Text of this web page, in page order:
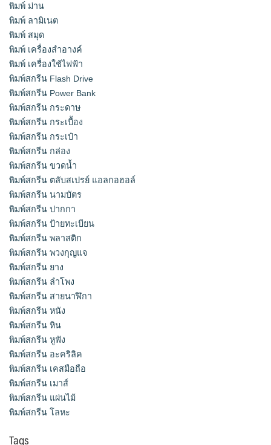
พิมพ์ ม่าน
พิมพ์ ลามิเนต
พิมพ์ สมุด
พิมพ์ เครื่องสําอางค์
พิมพ์ เครื่องใช้ไฟฟ้า
พิมพ์สกรีน Flash Drive
พิมพ์สกรีน Power Bank
พิมพ์สกรีน กระดาษ
พิมพ์สกรีน กระเบื้อง
พิมพ์สกรีน กระเป๋า
พิมพ์สกรีน กล่อง
พิมพ์สกรีน ขวดน้ำ
พิมพ์สกรีน ตลับสเปรย์ แอลกอฮอล์
พิมพ์สกรีน นามบัตร
พิมพ์สกรีน ปากกา
พิมพ์สกรีน ป้ายทะเบียน
พิมพ์สกรีน พลาสติก
พิมพ์สกรีน พวงกุญแจ
พิมพ์สกรีน ยาง
พิมพ์สกรีน ลำโพง
พิมพ์สกรีน สายนาฬิกา
พิมพ์สกรีน หนัง
พิมพ์สกรีน หิน
พิมพ์สกรีน หูฟัง
พิมพ์สกรีน อะคริลิค
พิมพ์สกรีน เคสมือถือ
พิมพ์สกรีน เมาส์
พิมพ์สกรีน แผ่นไม้
พิมพ์สกรีน โลหะ
Tags